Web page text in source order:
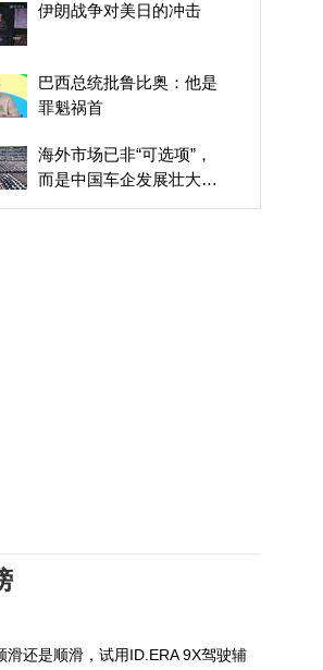
伊朗战争对美日的冲击
巴西总统批鲁比奥：他是
罪魁祸首
海外市场已非“可选项”，
而是中国车企发展壮大的
必经之路
路
小米错峰入局增程，瞄准
滑还是顺滑，试用ID.ERA 9X驾驶辅